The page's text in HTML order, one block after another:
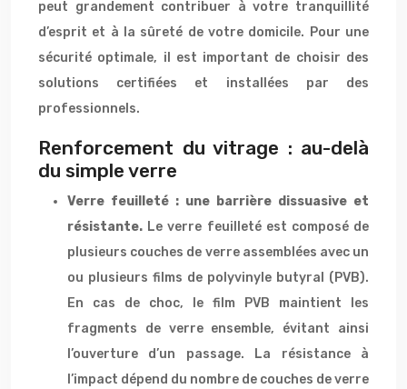
peut grandement contribuer à votre tranquillité
d’esprit et à la sûreté de votre domicile. Pour une
sécurité optimale, il est important de choisir des
solutions certifiées et installées par des
professionnels.
Renforcement du vitrage : au-delà
du simple verre
Verre feuilleté : une barrière dissuasive et
résistante. Le verre feuilleté est composé de
plusieurs couches de verre assemblées avec un
ou plusieurs films de polyvinyle butyral (PVB).
En cas de choc, le film PVB maintient les
fragments de verre ensemble, évitant ainsi
l’ouverture d’un passage. La résistance à
l’impact dépend du nombre de couches de verre